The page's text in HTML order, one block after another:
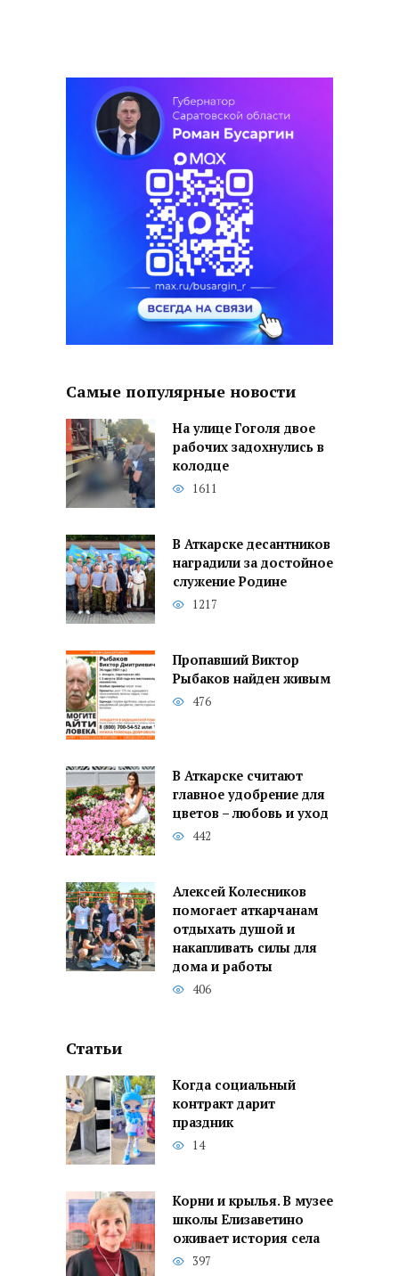
Самые популярные новости
На улице Гоголя двое
рабочих задохнулись в
колодце
1611
В Аткарске десантников
наградили за достойное
служение Родине
1217
Пропавший Виктор
Рыбаков найден живым
476
В Аткарске считают
главное удобрение для
цветов – любовь и уход
442
Алексей Колесников
помогает аткарчанам
отдыхать душой и
накапливать силы для
дома и работы
406
Статьи
Когда социальный
контракт дарит
праздник
14
Корни и крылья. В музее
школы Елизаветино
оживает история села
397